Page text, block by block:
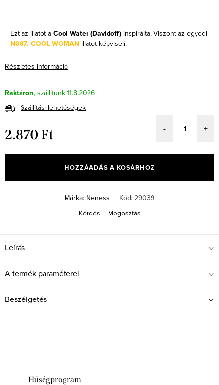
Részletes információ
Raktáron
11.8.2026
Szállítási lehetőségek
2.870 Ft
HOZZÁADÁS A KOSÁRHOZ
Márka: Neness Kód: 29039
Kérdés
Megosztás
Ezt az illatot a Cool Water (Davidoff) inspirálta. Viszont az egyedi
N087. COOL WOMAN illatot képviseli.
Leírás
A termék paraméterei
Beszélgetés
Hűségprogram